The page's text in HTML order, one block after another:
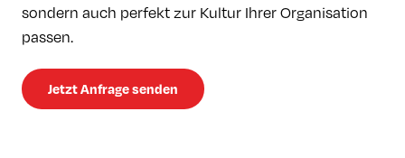
sondern auch perfekt zur Kultur Ihrer Organisation
passen.
Jetzt Anfrage senden